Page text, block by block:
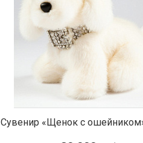
Сувенир «Щенок с